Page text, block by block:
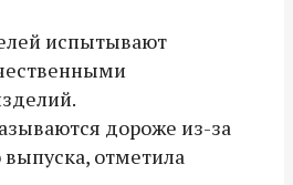
испытывают
дороже из-за
отметила